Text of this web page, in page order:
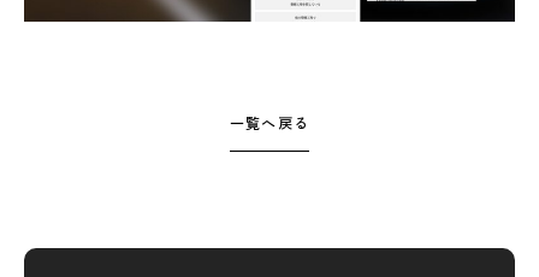
一覧へ戻る